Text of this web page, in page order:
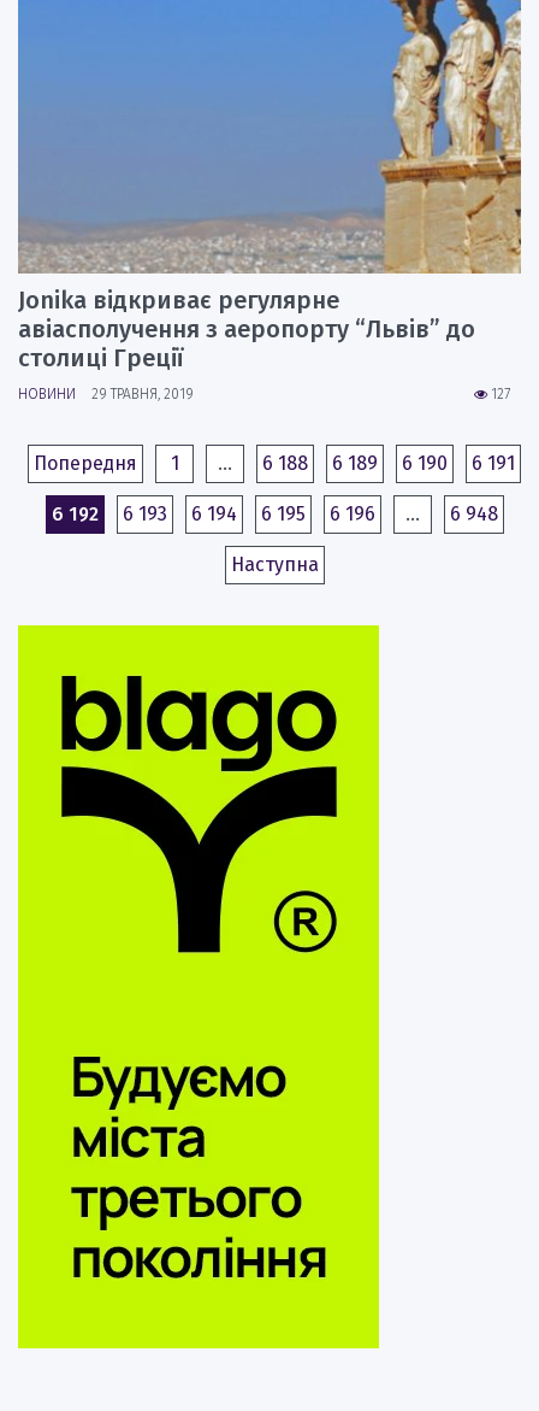
Jonika відкриває регулярне
авіасполучення з аеропорту “Львів” до
столиці Греції
127
НОВИНИ 29 ТРАВНЯ, 2019
Попередня 1 … 6 188 6 189 6 190 6 191
6 192 6 193 6 194 6 195 6 196 … 6 948
Наступна